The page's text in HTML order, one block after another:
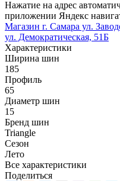
Нажатие на адрес
приложении Яндекс
Магазин г. Самара ул.
ул. Демократическая, 51Б
Характеристики
Ширина шин
185
Профиль
65
Диаметр шин
15
Бренд шин
Triangle
Сезон
Лето
Все характеристики
Поделиться